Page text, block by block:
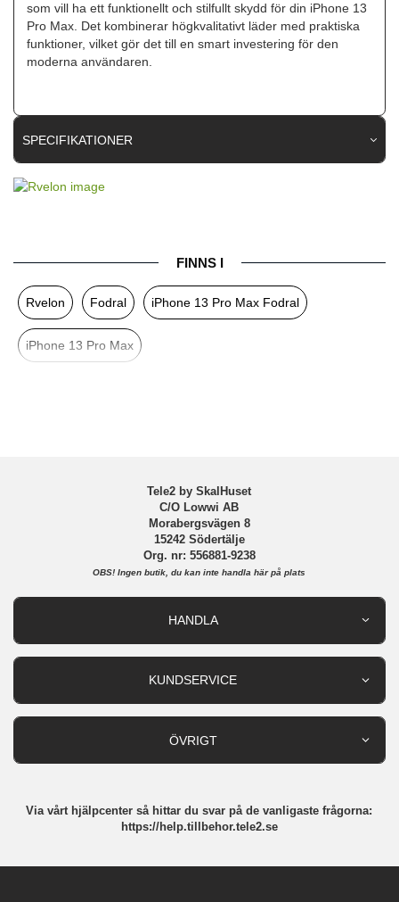
som vill ha ett funktionellt och stilfullt skydd för din iPhone 13
Pro Max. Det kombinerar högkvalitativt läder med praktiska
funktioner, vilket gör det till en smart investering för den
moderna användaren.
SPECIFIKATIONER
Kortfack, Magnetstängning
Färg
Varumärke
FINNS I
Rvelon Fodral iPhone 13 Pro Max Fodral
iPhone 13 Pro Max
Tele2 by SkalHuset
C/O Lowwi AB
Morabergsvägen 8
15242 Södertälje
Org. nr: 556881-9238
OBS! Ingen butik, du kan inte handla här på plats
HANDLA
KUNDSERVICE
ÖVRIGT
Integritetspolicy
Via vårt hjälpcenter så hittar du svar på de vanligaste frågorna:
https://help.tillbehor.tele2.se